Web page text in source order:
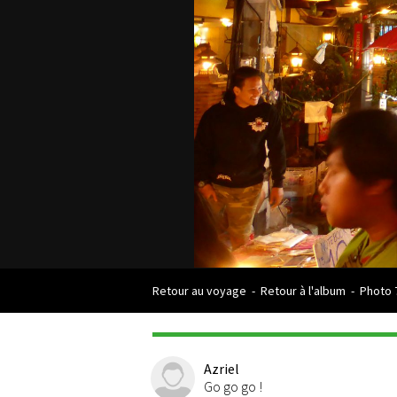
Retour au voyage - Retour à l'album - Photo
Azriel
Go go go !